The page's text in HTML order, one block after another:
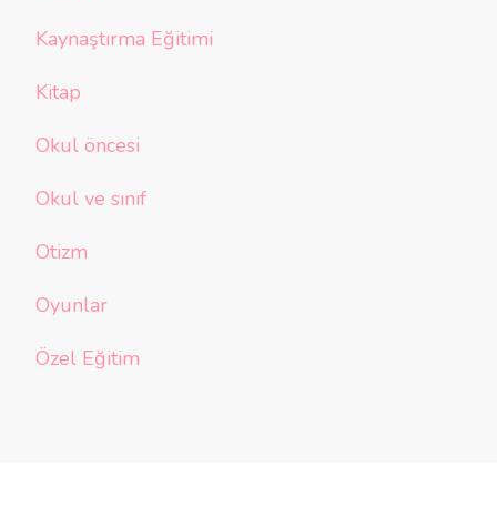
Kaynaştırma Eğitimi
Kitap
Okul öncesi
Okul ve sınıf
Otizm
Oyunlar
Özel Eğitim